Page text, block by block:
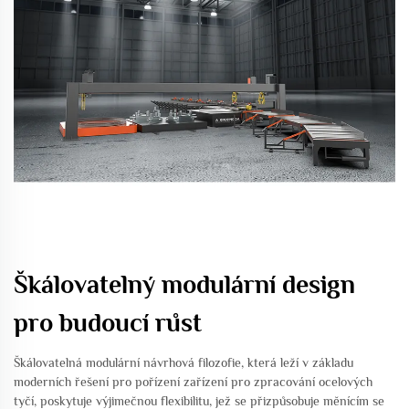
Škálovatelný modulární design
pro budoucí růst
Škálovatelná modulární návrhová filozofie, která leží v základu
moderních řešení pro pořízení zařízení pro zpracování ocelových
tyčí, poskytuje výjimečnou flexibilitu, jež se přizpůsobuje měnícím se